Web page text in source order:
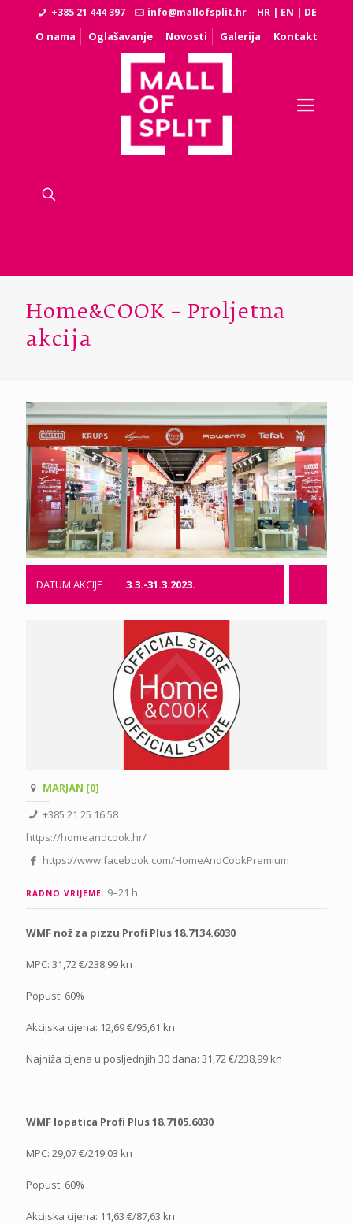
+385 21 444 397 info@mallofsplit.hr HR | EN | DE
O nama Oglašavanje Novosti Galerija Kontakt
Home&COOK – Proljetna
akcija
DATUM AKCIJE 3.3.-31.3.2023.
MARJAN [0]
+385 21 25 16 58
https://homeandcook.hr/
https://www.facebook.com/HomeAndCookPremium
RADNO VRIJEME: 9–21 h
WMF nož za pizzu Profi Plus 18.7134.6030
MPC: 31,72 €/238,99 kn
Popust: 60%
Akcijska cijena: 12,69 €/95,61 kn
Najniža cijena u posljednjih 30 dana: 31,72 €/238,99 kn
WMF lopatica Profi Plus 18.7105.6030
MPC: 29,07 €/219,03 kn
Popust: 60%
Akcijska cijena: 11,63 €/87,63 kn